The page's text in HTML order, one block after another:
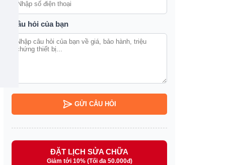
Câu hỏi của bạn
GỬI CÂU HỎI
ĐẶT LỊCH SỬA CHỮA
Giảm tới 10% (Tối đa 50.000đ)